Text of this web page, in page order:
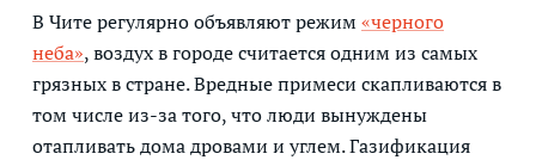
В Чите регулярно объявляют режим«черного
неба», воздух в городе считается одним из самых
грязных в стране. Вредные примеси скапливаются в
том числе из-за того, что люди вынуждены
отапливать дома дровами и углем. Газификация